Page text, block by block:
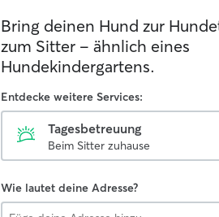
Bring deinen Hund zur
zum Sitter - ähnlich eines
Hundekindergartens.
Entdecke weitere Services:
Tagesbetreuung
Beim Sitter zuhause
Wie lautet deine Adresse?